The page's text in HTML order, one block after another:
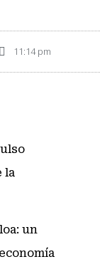
11:14 pm
la
un